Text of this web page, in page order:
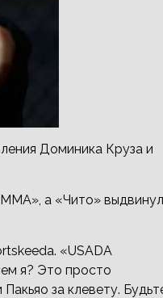
Доминика Круза и
а «Чито» выдвинул
«USADA
я? Это просто
за клевету.